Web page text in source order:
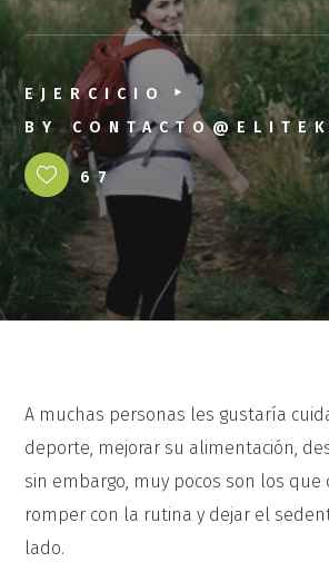
EJERCICIO
BY
67
A muchas personas les gustaría
deporte, mejorar su alimentación,
sin embargo, muy pocos son los que
romper con la rutina y dejar el
lado.